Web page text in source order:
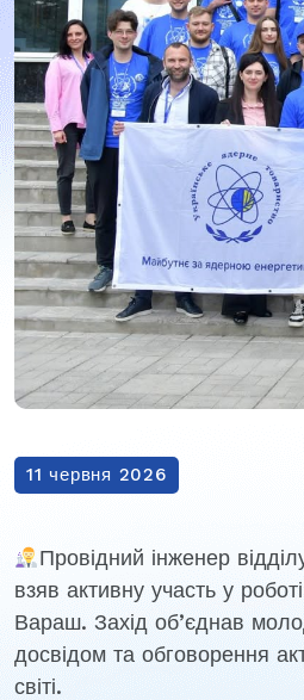
11 червня 2026
Провідний інженер
взяв активну участь у
Вараш. Захід об’єднав
досвідом та обговорення
світі.